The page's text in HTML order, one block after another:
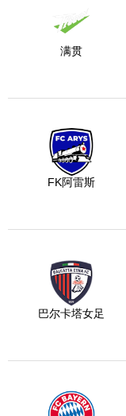
满贯
FK阿雷斯
巴尔卡塔女足